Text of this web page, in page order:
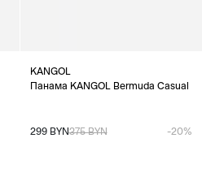
KANGOL
Панама KANGOL Bermuda Casual
299 BYN375 BYN -20%